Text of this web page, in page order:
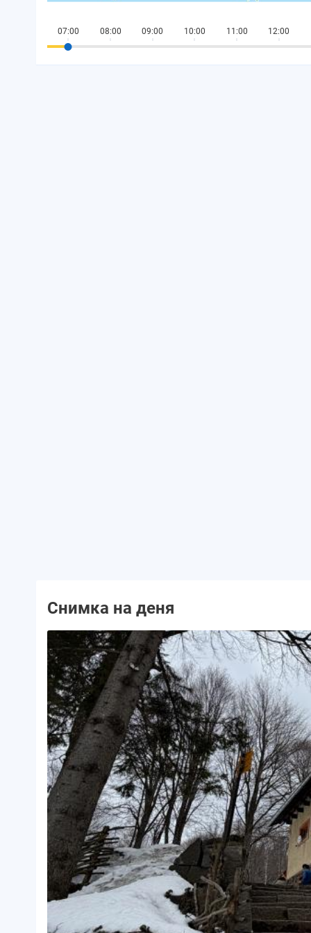
07:00 08:00 09:00 10:00 11:00 12:00
Снимка на деня